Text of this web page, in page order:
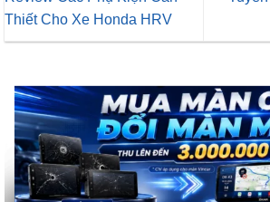
Thiết Cho Xe Honda HRV